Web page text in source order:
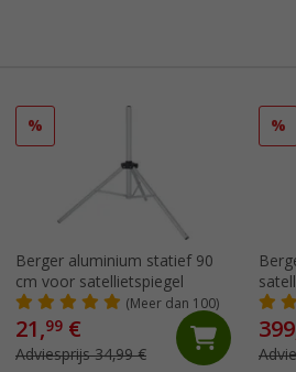
%
Berger aluminium statief 90
cm voor satellietspiegel
(Meer dan 100)
21,99 €
Adviesprijs 34,99 €
%